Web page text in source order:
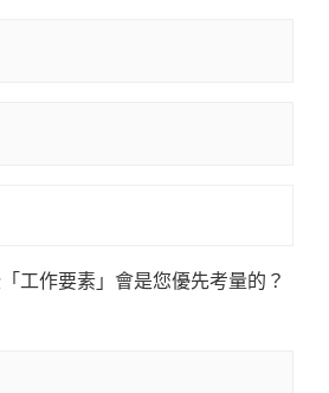
工作要素」會是您優先考量的？